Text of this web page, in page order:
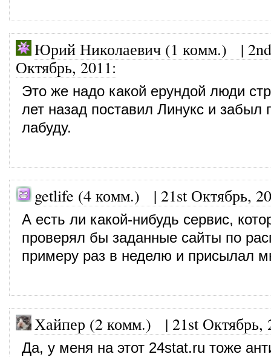
Юрий Николаевич (1 комм.) | 2nd
Октябрь, 2011:
Это же надо какой ерундой люди
лет назад поставил Линукс и забыл
лабуду.
getlife (4 комм.) | 21st Октябрь,
А есть ли какой-нибудь сервис,
проверял бы заданные сайты по
примеру раз в неделю и присылал
Хайпер (2 комм.) | 21st Октябрь,
Да, у меня на этот 24stat.ru тоже